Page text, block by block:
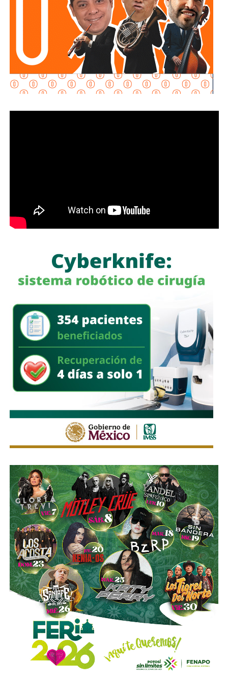
Martínez Acosta señaló quela dependencia mantiene
disposición para que Uber complete el procedimiento
y pueda operar conforme a la ley, por lo que descartó que
exista una postura de persecución hacia la empresa.
“No es un tema de persecución ni de cacería. Al contrario,
buscamos que ellos mismos nos ayuden a que la
a quienes se les ha explicado el proceso de
regularización.
deja a los propios conductores en una situación de
vulnerabilidad,al no contar con las condiciones legales
previstas por la normativa estatal.
“Es la empresa la que no cumple con lo que las leyes
locales establecen y eso deja a los operadores en estado
de indefensión”, señaló.
Respecto a la llegada de nuevas plataformas digitales al
estado, Martínez Acosta consideró que la
competencia representa una oportunidad para
mejorar la calidad del servicio de transporte.
“Hoy el gremio del taxismo entiende que la competencia
es buena. Ellos estarán tratando de mejorar y brindar un
mejor servicio, mientras que la ciudadanía podrá elegir la
opción que considere más conveniente”, comentó.
La titular de la SCT reiteró que, mientras Uber no complete
el procedimiento administrativo y cumpla con las
obligaciones previstas en la ley, la plataforma no podrá
prestar el servicio de transporte en San Luis Potosí.
También lee:Ya es oficial: MiTaxi será la plataforma oficial
de transporte de la Fenapo 2026